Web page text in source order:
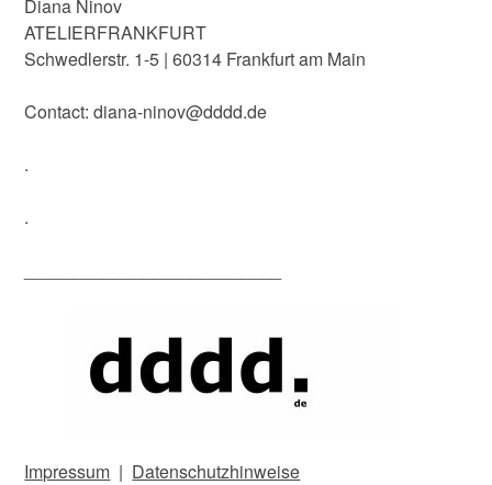
Diana Ninov
ATELIERFRANKFURT
Schwedlerstr. 1-5 | 60314 Frankfurt am Main
Contact: diana-ninov@dddd.de
.
.
Impressum | Datenschutzhinweise